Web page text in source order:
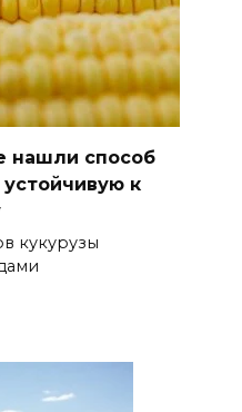
нашли способ
к
кукурузы